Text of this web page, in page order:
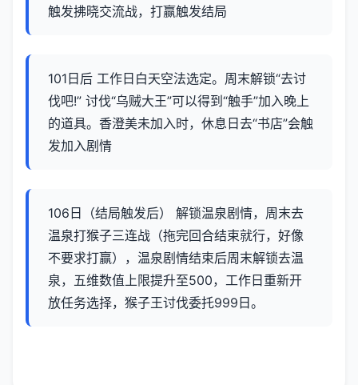
触发拂晓交流战，打赢触发结局
101日后 工作日白天空法选定。周末解锁“去讨
伐吧!” 讨伐“乌贼大王”可以得到“触手”加入晚上
的道具。香澄美未加入时，休息日去“书店”会触
发加入剧情
106日（结局触发后） 解锁温泉剧情，周末去
温泉打猴子三连战（拖完回合结束就行，好像
不要求打赢），温泉剧情结束后周末解锁去温
泉，五维数值上限提升至500，工作日重新开
放任务选择，猴子王讨伐委托999日。